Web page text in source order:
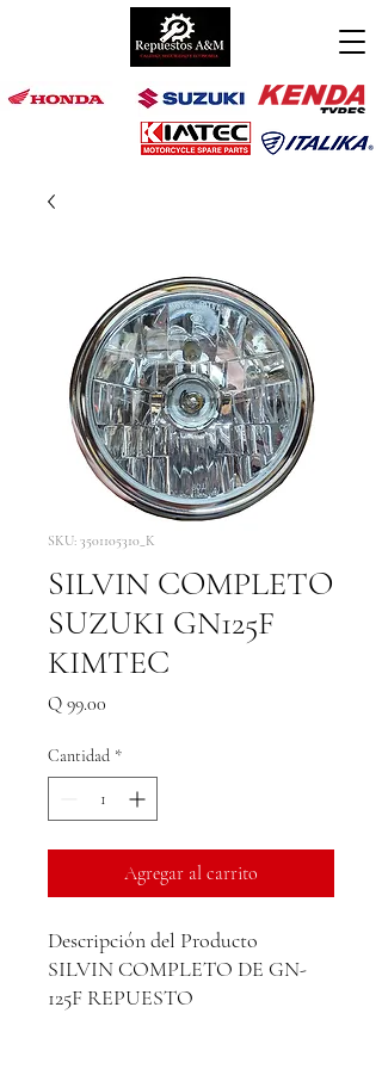
SKU: 3501105310_K
SILVIN COMPLETO
SUZUKI GN125F
KIMTEC
Q 99.00
Cantidad *
Agregar al carrito
Descripción del Producto
SILVIN COMPLETO DE GN-
125F REPUESTO